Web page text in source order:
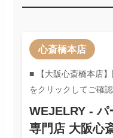
心斎橋本店
■ 【大阪心斎橋本店
をクリックしてご確
WEJELRY - パ
専門店 大阪心